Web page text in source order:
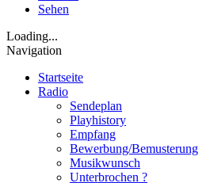
Sehen
Loading...
Navigation
Startseite
Radio
Sendeplan
Playhistory
Empfang
Bewerbung/Bemusterung
Musikwunsch
Unterbrochen ?